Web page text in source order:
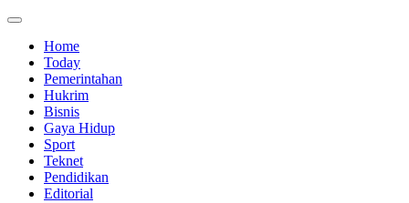
Home
Today
Pemerintahan
Hukrim
Bisnis
Gaya Hidup
Sport
Teknet
Pendidikan
Editorial